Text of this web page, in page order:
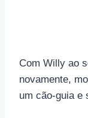
Com Willy ao
novamente,
um cão-guia e